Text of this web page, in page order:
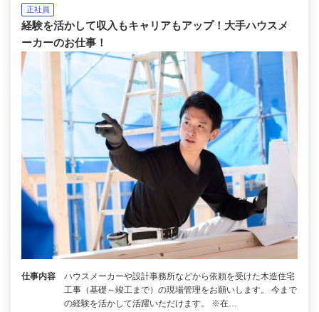
正社員
経験を活かして収入もキャリアもアップ！大手ハウスメ
ーカーのお仕事！
仕事内容
ハウスメーカーや設計事務所などから依頼を受けた木造住宅
工事（基礎～竣工まで）の現場管理をお願いします。 今まで
の経験を活かして活躍いただけます。 ※在…